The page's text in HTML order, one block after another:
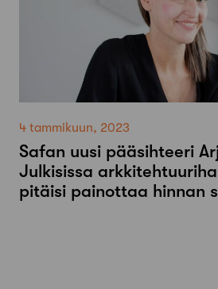
4 tammikuun, 2023
Safan uusi pääsihteeri
Julkisissa
pitäisi painottaa hinnan